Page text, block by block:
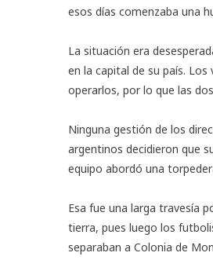
esos días comenzaba una
La situación era
en la capital de su país.
operarlos, por lo que las
Ninguna gestión de los
argentinos decidieron que
equipo abordó una
Esa fue una larga travesía
tierra, pues luego los
separaban a Colonia de